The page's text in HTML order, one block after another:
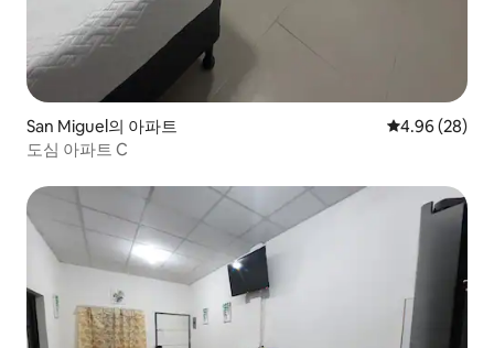
San Miguel의 아파트 평점 4.96점(5
4.96 (28)
도심 아파트 C